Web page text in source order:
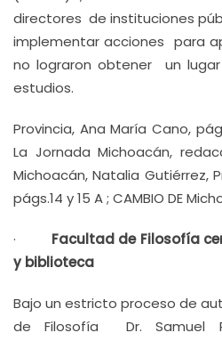
directores de instituciones
implementar acciones para
no lograron obtener un
estudios.
Provincia, Ana María Cano,
La Jornada Michoacán,
Michoacán, Natalia Gutiérrez,
págs.14 y 15 A ; CAMBIO DE
· Facultad de Filosofía
y biblioteca
Bajo un estricto proceso de
de Filosofía Dr.